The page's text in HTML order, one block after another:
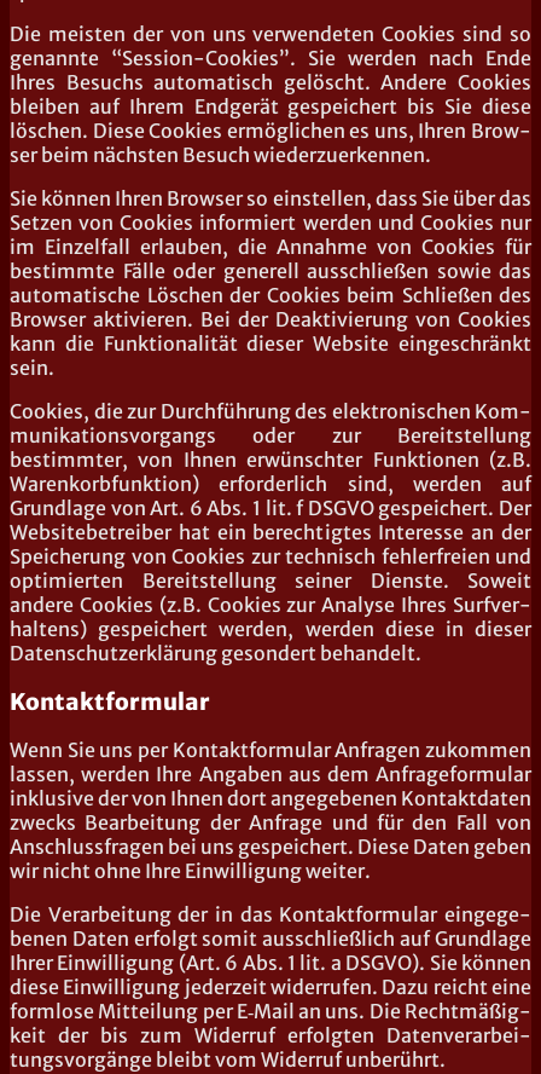
Die meis­ten der von uns ver­wen­de­ten Coo­kies sind so
genann­te “Ses­si­on-Coo­kies”. Sie wer­den nach Ende
Ihres Besuchs auto­ma­tisch gelöscht. Ande­re Coo­kies
blei­ben auf Ihrem End­ge­rät gespei­chert bis Sie die­se
löschen. Die­se Coo­kies ermög­li­chen es uns, Ihren Brow­
ser beim nächs­ten Besuch wiederzuerkennen.
Sie kön­nen Ihren Brow­ser so ein­stel­len, dass Sie über das
Set­zen von Coo­kies infor­miert wer­den und Coo­kies nur
im Ein­zel­fall erlau­ben, die Annah­me von Coo­kies für
bestimm­te Fäl­le oder gene­rell aus­schlie­ßen sowie das
auto­ma­ti­sche Löschen der Coo­kies beim Schlie­ßen des
Brow­ser akti­vie­ren. Bei der Deak­ti­vie­rung von Coo­kies
kann die Funk­tio­na­li­tät die­ser Web­site ein­ge­schränkt
sein.
Coo­kies, die zur Durch­füh­rung des elek­tro­ni­schen Kom­
mu­ni­ka­ti­ons­vor­gangs oder zur Bereit­stel­lung
bestimm­ter, von Ihnen erwünsch­ter Funk­tio­nen (z.B.
Waren­korb­funk­ti­on) erfor­der­lich sind, wer­den auf
Grund­la­ge von Art. 6 Abs. 1 lit. f DSGVO gespei­chert. Der
Web­site­be­trei­ber hat ein berech­tig­tes Inter­es­se an der
Spei­che­rung von Coo­kies zur tech­nisch feh­ler­frei­en und
opti­mier­ten Bereit­stel­lung sei­ner Diens­te. Soweit
ande­re Coo­kies (z.B. Coo­kies zur Ana­ly­se Ihres Surf­ver­
hal­tens) gespei­chert wer­den, wer­den die­se in die­ser
Daten­schutz­er­klä­rung geson­dert behandelt.
Kontaktformular
Wenn Sie uns per Kon­takt­for­mu­lar Anfra­gen zukom­men
las­sen, wer­den Ihre Anga­ben aus dem Anfra­ge­for­mu­lar
inklu­si­ve der von Ihnen dort ange­ge­be­nen Kon­takt­da­ten
zwecks Bear­bei­tung der Anfra­ge und für den Fall von
Anschluss­fra­gen bei uns gespei­chert. Die­se Daten geben
wir nicht ohne Ihre Ein­wil­li­gung weiter.
Die Ver­ar­bei­tung der in das Kon­takt­for­mu­lar ein­ge­ge­
be­nen Daten erfolgt somit aus­schließ­lich auf Grund­la­ge
Ihrer Ein­wil­li­gung (Art. 6 Abs. 1 lit. a DSGVO). Sie kön­nen
die­se Ein­wil­li­gung jeder­zeit wider­ru­fen. Dazu reicht eine
form­lo­se Mit­tei­lung per E‑Mail an uns. Die Recht­mä­ßig­
keit der bis zum Wider­ruf erfolg­ten Daten­ver­ar­bei­
tungs­vor­gän­ge bleibt vom Wider­ruf unberührt.